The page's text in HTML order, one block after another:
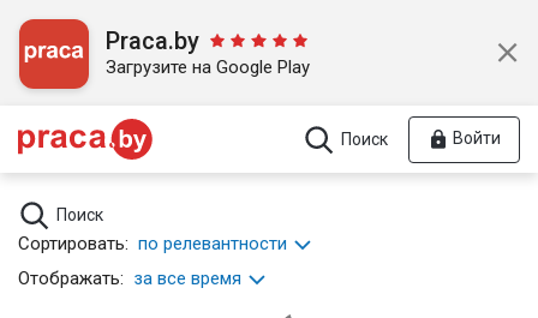
Praca.by
Загрузите на Google Play
Поиск Войти
Поиск
Сортировать: по релевантности
Отображать: за все время